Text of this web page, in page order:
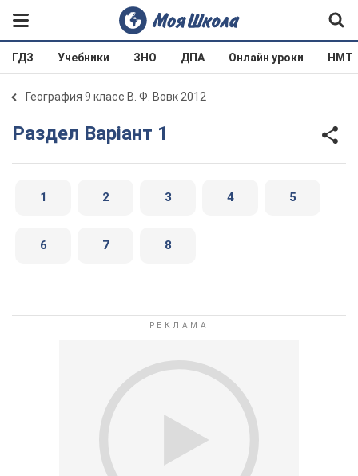
ГДЗ Учебники ЗНО ДПА Онлайн уроки НМТ
География 9 класс В. Ф. Вовк 2012
Раздел Варіант 1
1 2 3 4 5
6 7 8